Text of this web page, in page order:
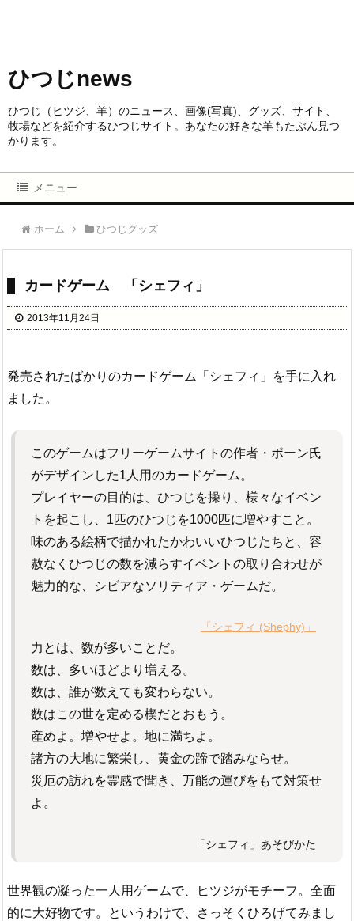
ひつじnews
ひつじ（ヒツジ、羊）のニュース、画像(写真)、グッズ、サイト、
牧場などを紹介するひつじサイト。あなたの好きな羊もたぶん見つ
かります。
メニュー
ホーム ひつじグッズ
カードゲーム 「シェフィ」
2013年11月24日
発売されたばかりのカードゲーム「シェフィ」を手に入れ
ました。
このゲームはフリーゲームサイトの作者・ポーン氏
がデザインした1人用のカードゲーム。
プレイヤーの目的は、ひつじを操り、様々なイベン
トを起こし、1匹のひつじを1000匹に増やすこと。
味のある絵柄で描かれたかわいいひつじたちと、容
赦なくひつじの数を減らすイベントの取り合わせが
魅力的な、シビアなソリティア・ゲームだ。
「シェフィ (Shephy)」
力とは、数が多いことだ。
数は、多いほどより増える。
数は、誰が数えても変わらない。
数はこの世を定める楔だとおもう。
産めよ。増やせよ。地に満ちよ。
諸方の大地に繁栄し、黄金の蹄で踏みならせ。
災厄の訪れを霊感で聞き、万能の運びをもて対策せ
よ。
「シェフィ」あそびかた
世界観の凝った一人用ゲームで、ヒツジがモチーフ。全面
的に大好物です。というわけで、さっそくひろげてみまし